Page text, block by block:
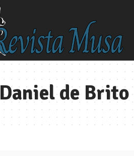
Daniel de